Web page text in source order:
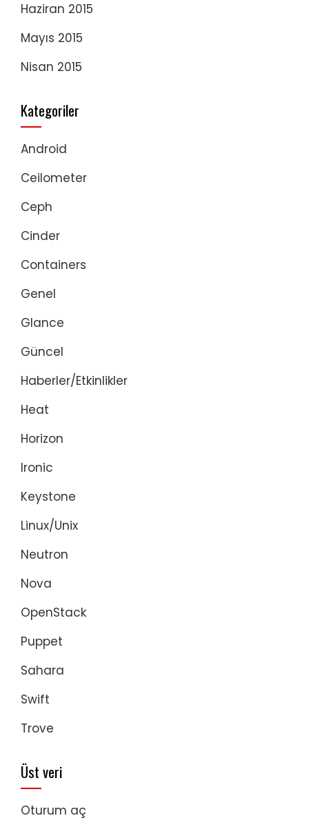
Haziran 2015
Mayıs 2015
Nisan 2015
Kategoriler
Android
Ceilometer
Ceph
Cinder
Containers
Genel
Glance
Güncel
Haberler/Etkinlikler
Heat
Horizon
Ironic
Keystone
Linux/Unix
Neutron
Nova
OpenStack
Puppet
Sahara
Swift
Trove
Üst veri
Oturum aç